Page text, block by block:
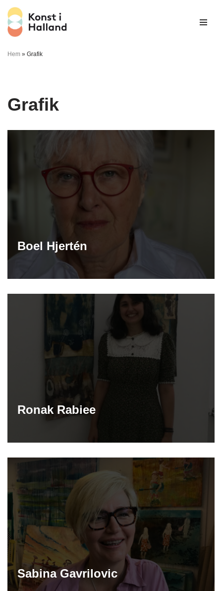
Hoppa
till
innehåll
Hem » Grafik
Grafik
Boel Hjertén
Ronak Rabiee
Sabina Gavrilovic